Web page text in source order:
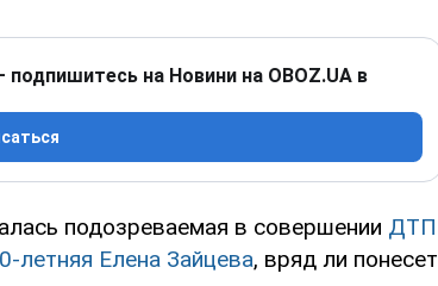
на Новини на OBOZ.UA в
подозреваемая в совершении ДТП
летняя Елена Зайцева, вряд ли понесет